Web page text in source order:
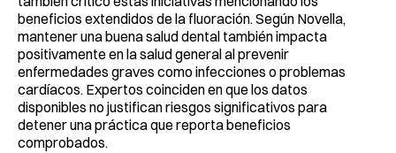
beneficios extendidos de la fluoración. Según Novella,
mantener una buena salud dental también impacta
positivamente en la salud general al prevenir
enfermedades graves como infecciones o problemas
cardíacos. Expertos coinciden en que los datos
disponibles no justifican riesgos significativos para
detener una práctica que reporta beneficios
comprobados.